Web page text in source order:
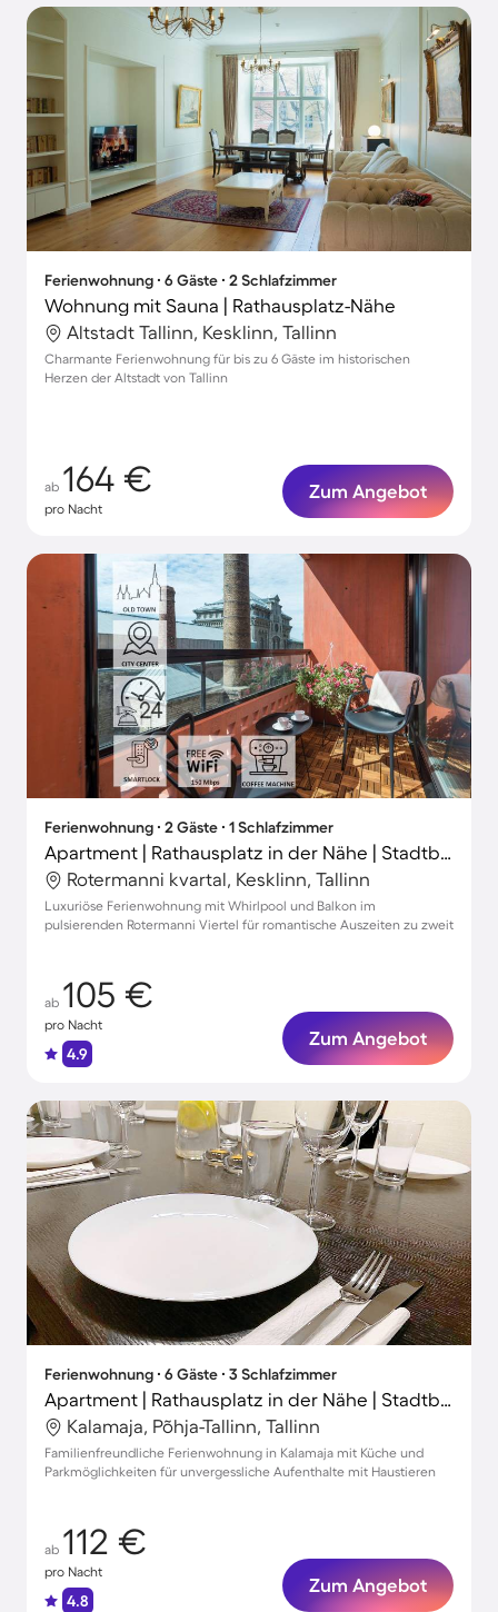
Ferienwohnung ∙ 6 Gäste ∙ 2 Schlafzimmer
Wohnung mit Sauna | Rathausplatz-Nähe
Altstadt Tallinn, Kesklinn, Tallinn
Charmante Ferienwohnung für bis zu 6 Gäste im historischen
Herzen der Altstadt von Tallinn
ab 164 €
pro Nacht
Zum Angebot
Ferienwohnung ∙ 2 Gäste ∙ 1 Schlafzimmer
Apartment | Rathausplatz in der Nähe | Stadtblick | Perfekt für die Arbeit von Zuhause
Rotermanni kvartal, Kesklinn, Tallinn
Luxuriöse Ferienwohnung mit Whirlpool und Balkon im
pulsierenden Rotermanni Viertel für romantische Auszeiten zu zweit
ab 105 €
pro Nacht
4.9
Zum Angebot
Ferienwohnung ∙ 6 Gäste ∙ 3 Schlafzimmer
Apartment | Rathausplatz in der Nähe | Stadtblick
Kalamaja, Põhja-Tallinn, Tallinn
Familienfreundliche Ferienwohnung in Kalamaja mit Küche und
Parkmöglichkeiten für unvergessliche Aufenthalte mit Haustieren
ab 112 €
pro Nacht
4.8
Zum Angebot